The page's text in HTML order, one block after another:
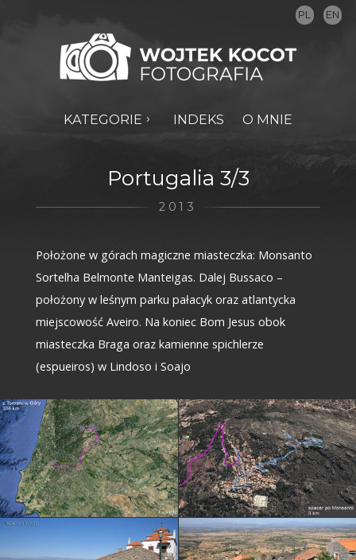
PL EN
KATEGORIE INDEKS O MNIE
Portugalia 3/3
2013
Położone w górach magiczne miasteczka: Monsanto
Sortelha Belmonte Manteigas. Dalej Bussaco –
położony w leśnym parku pałacyk oraz atlantycka
miejscowość Aveiro. Na koniec Bom Jesus obok
miasteczka Braga oraz kamienne spichlerze
(espueiros) w Lindoso i Soajo